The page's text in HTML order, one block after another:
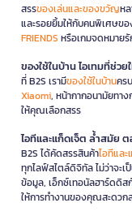
สรรของเล่นและของขวัญห
และรอยยิ้มให้กับคนพิเศษข
FRIENDS หรือเกมจดหมาย
ของใช้ในบ้าน ไอเทมที่ช่ว
ที่ B2S เรามีของใช้ในบ้านคร
Xiaomi, หน้ากากอนามัยทา
ให้คุณเลือกสรร
ไอทีและแก็ดเจ็ต ล้ำสมัย
B2S ได้คัดสรรสินค้าไอทีแล
ทุกไลฟ์สไตล์ดิจิทัล ไม่ว่าจะเ
ข้อมูล, เอ็กซ์เทอนัลฮาร์ดดิส
ให้การทำงานของคุณสะดวก